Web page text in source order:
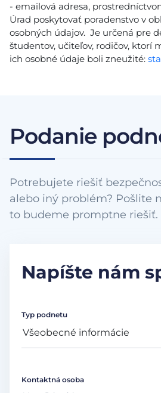
- emailová adresa,
Úrad poskytovať poradenstvo v
osobných údajov. Je určená pre
študentov, učiteľov, rodičov, ktorí
ich osobné údaje boli zneužité:
Podanie
Potrebujete riešiť
alebo iný problém? Pošlite
to budeme promptne riešiť.
Napíšte nám
Typ podnetu
Kontaktná osoba